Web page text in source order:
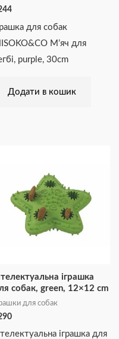
для собак
М’яч для
purple, 30cm
Додати в кошик
іграшка
собак, green, 12×12 cm
для собак
іграшка для